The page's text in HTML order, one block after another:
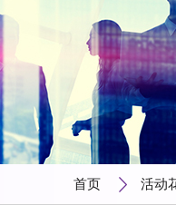
首页 活动